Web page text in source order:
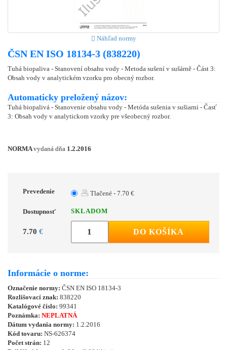
Náhľad normy
ČSN EN ISO 18134-3 (838220)
Tuhá biopaliva - Stanovení obsahu vody - Metoda sušení v sušárně - Část 3:
Obsah vody v analytickém vzorku pro obecný rozbor.
Automaticky preložený názov:
Tuhá biopalivá - Stanovenie obsahu vody - Metóda sušenia v sušiarni - Časť
3: Obsah vody v analytickom vzorky pre všeobecný rozbor.
NORMAvydaná dňa 1.2.2016
Prevedenie Tlačené - 7.70 €
Dostupnosť SKLADOM
7.70 € DO KOŠÍKA
Informácie o norme:
Označenie normy: ČSN EN ISO 18134-3
Rozlišovací znak: 838220
Katalógové číslo: 99341
Poznámka: NEPLATNÁ
Dátum vydania normy: 1.2.2016
Kód tovaru: NS-626374
Počet strán: 12